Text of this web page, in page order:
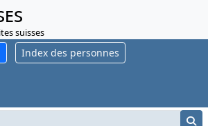
suisses
Index des personnes